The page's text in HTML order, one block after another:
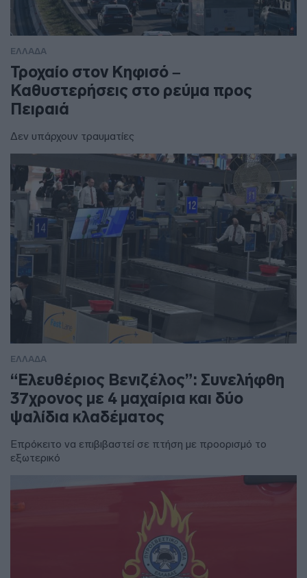
ΕΛΛΑΔΑ
Τροχαίο στον Κηφισό –
Καθυστερήσεις στο ρεύμα προς
Πειραιά
Δεν υπάρχουν τραυματίες
ΕΛΛΑΔΑ
“Ελευθέριος Βενιζέλος”: Συνελήφθη
37χρονος με 4 μαχαίρια και δύο
ψαλίδια κλαδέματος
Επρόκειτο να επιβιβαστεί σε πτήση με προορισμό το
εξωτερικό